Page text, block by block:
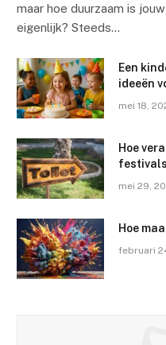
maar hoe duurzaam is
eigenlijk? Steeds…
Een
ideeën
mei 18,
Hoe
mei 29,
Hoe
februari